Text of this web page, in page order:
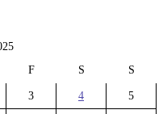
F S S
3 4 5